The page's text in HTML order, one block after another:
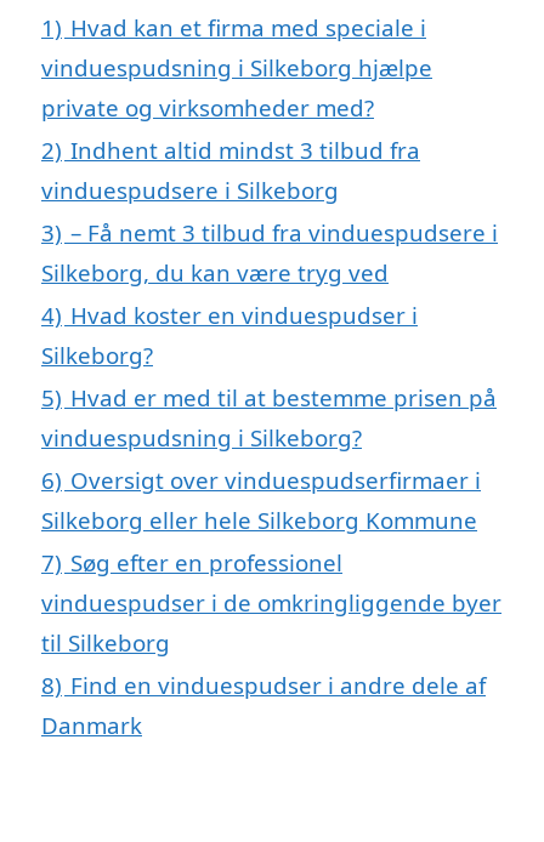
1) Hvad kan et firma med speciale i
vinduespudsning i Silkeborg hjælpe
private og virksomheder med?
2) Indhent altid mindst 3 tilbud fra
vinduespudsere i Silkeborg
3) – Få nemt 3 tilbud fra vinduespudsere i
Silkeborg, du kan være tryg ved
4) Hvad koster en vinduespudser i
Silkeborg?
5) Hvad er med til at bestemme prisen på
vinduespudsning i Silkeborg?
6) Oversigt over vinduespudserfirmaer i
Silkeborg eller hele Silkeborg Kommune
7) Søg efter en professionel
vinduespudser i de omkringliggende byer
til Silkeborg
8) Find en vinduespudser i andre dele af
Danmark